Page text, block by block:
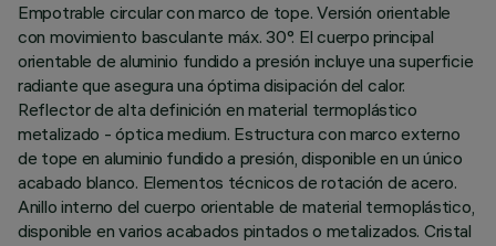
Empotrable circular con marco de tope. Versión orientable
con movimiento basculante máx. 30°. El cuerpo principal
orientable de aluminio fundido a presión incluye una superficie
radiante que asegura una óptima disipación del calor.
Reflector de alta definición en material termoplástico
metalizado - óptica medium. Estructura con marco externo
de tope en aluminio fundido a presión, disponible en un único
acabado blanco. Elementos técnicos de rotación de acero.
Anillo interno del cuerpo orientable de material termoplástico,
disponible en varios acabados pintados o metalizados. Cristal